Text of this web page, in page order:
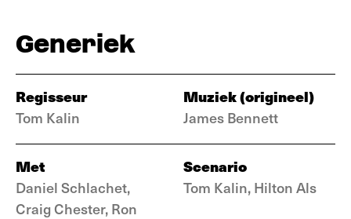
Generiek
Regisseur
Tom Kalin
Muziek (origineel)
James Bennett
Met
Daniel Schlachet,
Craig Chester, Ron
Scenario
Tom Kalin, Hilton Als